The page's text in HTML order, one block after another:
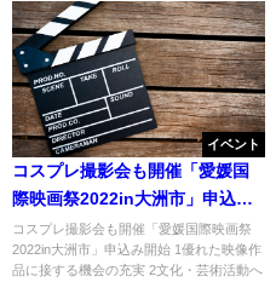
イベント
コスプレ撮影会も開催「愛媛国
際映画祭2022in大洲市」申込み
開始
コスプレ撮影会も開催「愛媛国際映画祭
2022in大洲市」申込み開始 1優れた映像作
品に接する機会の充実 2文化・芸術活動へ